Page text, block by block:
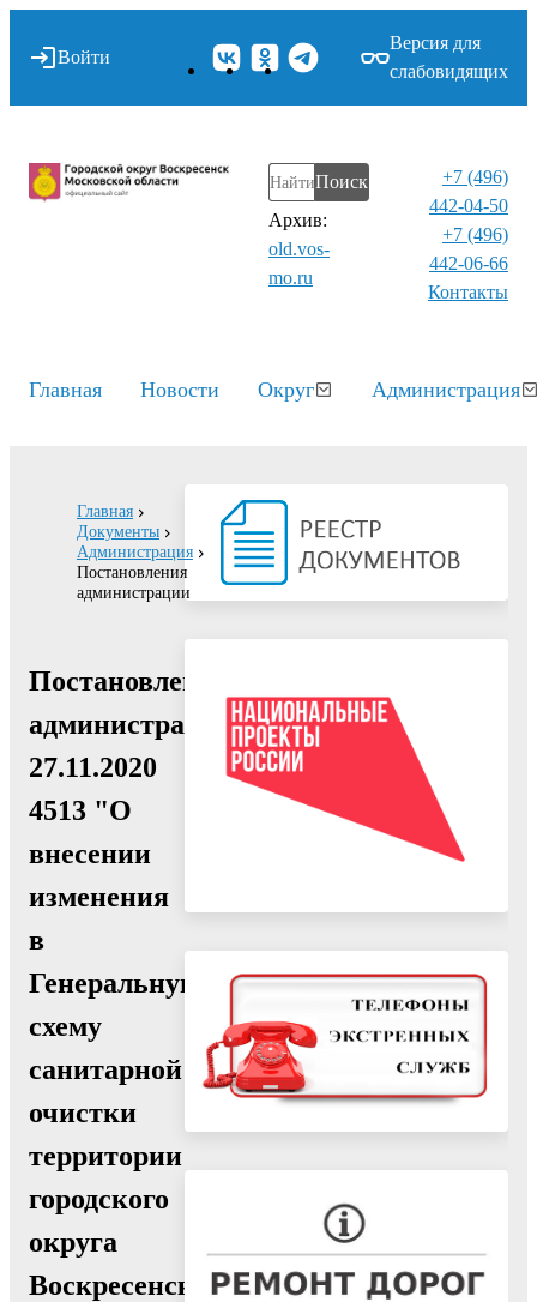
Войти
Версия для
слабовидящих
Поиск
Архив:
old.vos-
mo.ru
+7 (496)
442-04-50
+7 (496)
442-06-66
Контакты⁠
Главная Новости Округ Администрация
Главная
Документы
Администрация
Постановления
администрации
Постановление
администрации
27.11.2020
4513 "О
внесении
изменения
в
Генеральную
схему
санитарной
очистки
территории
городского
округа
Воскресенск